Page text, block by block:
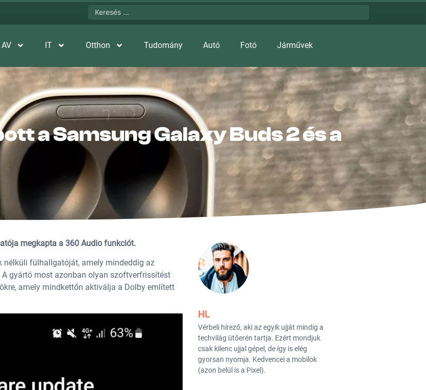
AV IT Otthon Tudomány Autó Fotó Járművek
a Samsung Galaxy Buds 2 és a
megkapta a 360 Audio funkciót.
nélküli fülhallgatóját, amely mindeddig az
gyártó most azonban olyan szoftverfrissítést
amely mindkettőn aktiválja a Dolby említett
HL
Vérbeli hírező, aki az egyik ujját mindig a
techvilág ütőerén tartja. Ezért mondjuk
csak kilenc ujjal gépel, de így is elég
gyorsan nyomja. Kedvencei a mobilok
(azon belül is a Pixel).